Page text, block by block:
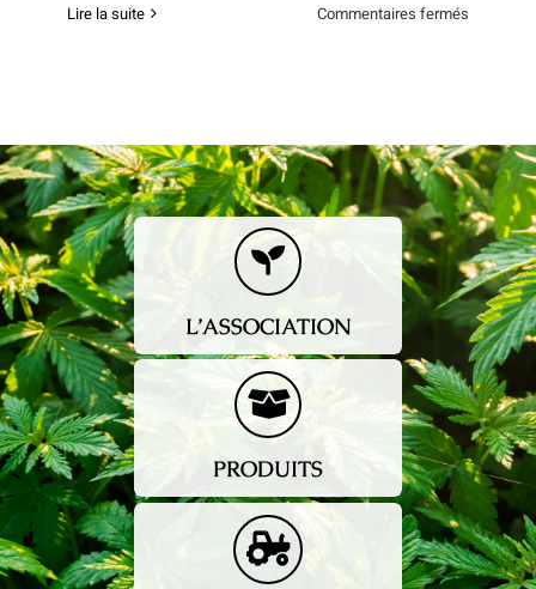
Lire la suite Commentaires fermés
L’ASSOCIATION
PRODUITS